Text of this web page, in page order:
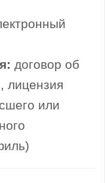
договор об
лицензия
или